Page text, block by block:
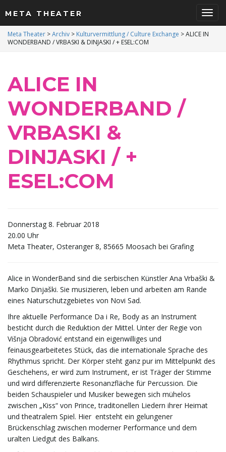
S
a
META THEATER
Meta Theater >Archiv > Kulturvermittlung / Culture Exchange >ALICE IN
WONDERBAND / VRBASKI & DINJASKI / + ESEL:COM
ALICE IN
WONDERBAND /
VRBASKI &
DINJASKI / +
ESEL:COM
Donnerstag 8. Februar 2018
20.00 Uhr
Meta Theater, Osteranger 8, 85665 Moosach bei Grafing
Alice in WonderBand sind die serbischen Künstler Ana Vrbaški &
Marko Dinjaški. Sie musizieren, leben und arbeiten am Rande
eines Naturschutzgebietes von Novi Sad.
Ihre aktuelle Performance Da i Re, Body as an Instrument
besticht durch die Reduktion der Mittel. Unter der Regie von
Višnja Obradović entstand ein eigenwilliges und
feinausgearbeitetes Stück, das die internationale Sprache des
Rhythmus spricht. Der Körper steht ganz pur im Mittelpunkt des
Geschehens, er wird zum Instrument, er ist Träger der Stimme
und wird differenzierte Resonanzfläche für Percussion. Die
beiden Schauspieler und Musiker bewegen sich mühelos
zwischen „Kiss“ von Prince, traditonellen Liedern ihrer Heimat
und theatralem Spiel. Hier entsteht ein gelungener
Brückenschlag zwischen moderner Performance und dem
uralten Liedgut des Balkans.